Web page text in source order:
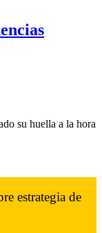
su huella a la hora
estrategia de